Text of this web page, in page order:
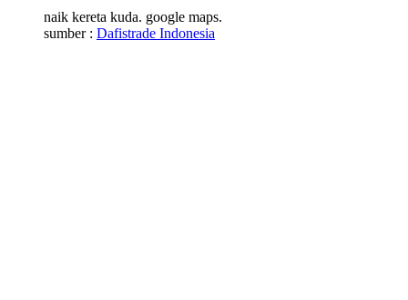
naik kereta kuda. google maps.
sumber : Dafistrade Indonesia